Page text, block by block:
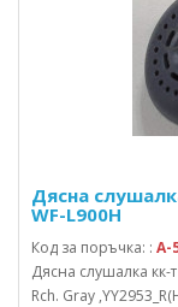
Дясна
WF-L900H
Код за поръчка: : A-
Дясна слушалка кк-
Rch. Gray